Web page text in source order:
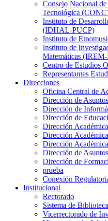
Consejo Nacional
Tecnológica
Instituto de
(IDHAL-PUCP)
Instituto de
Instituto de
Matemáticas
Centro de Estudios
Representantes
Direcciones
Oficina Central de
Dirección de
Dirección de
Dirección de
Dirección
Dirección
Dirección
Dirección de
Dirección de
prueba
Conexión
Institucional
Rectorado
Sistema de
Vicerrectorado de